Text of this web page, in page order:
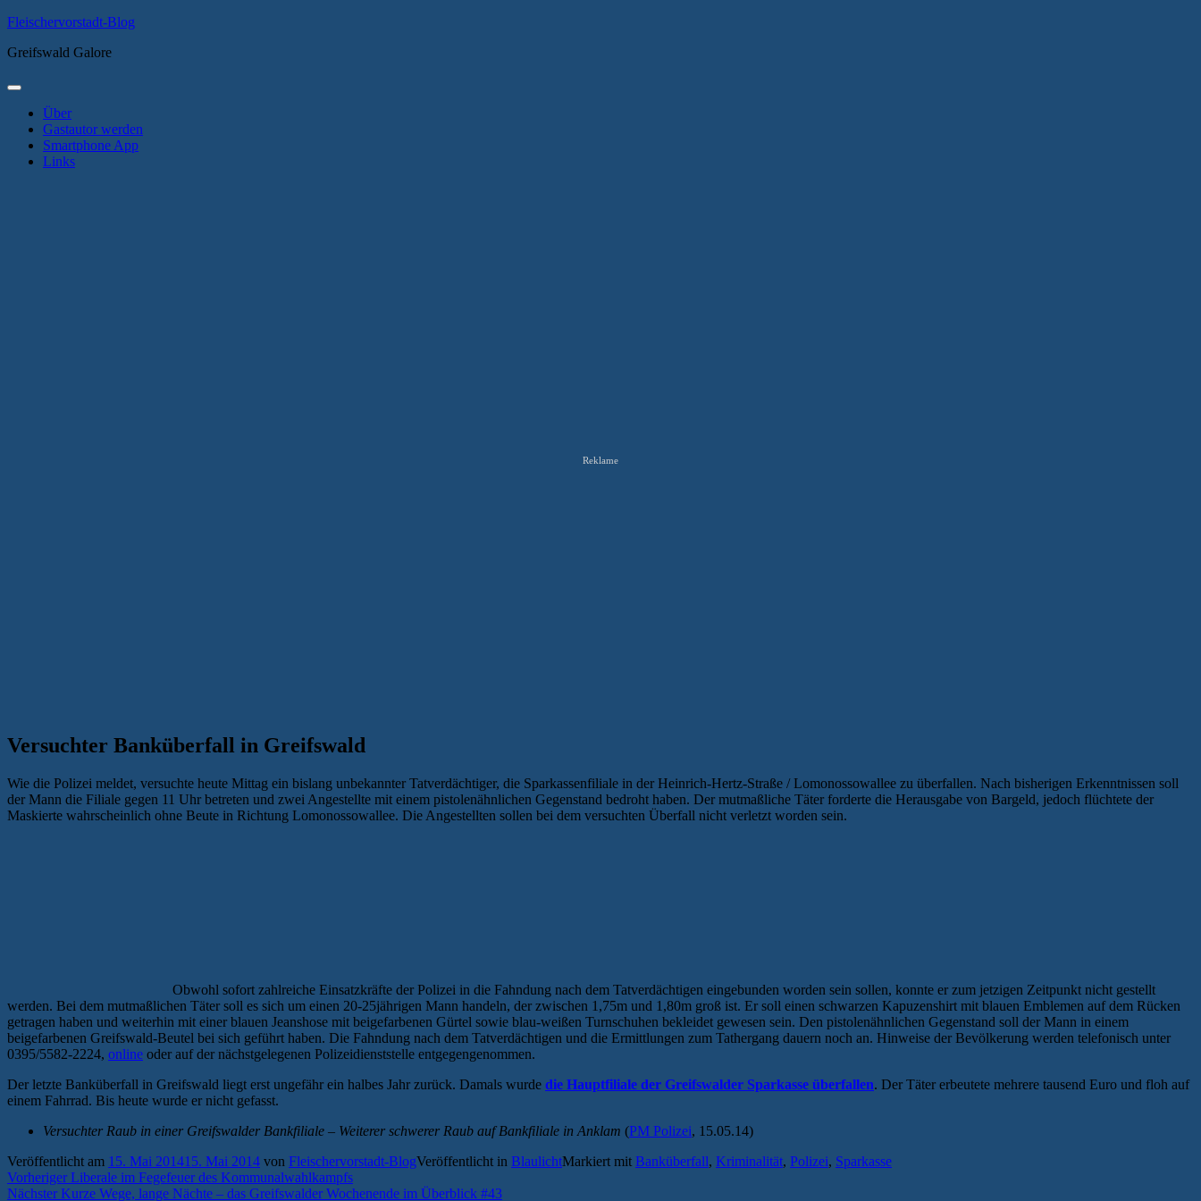
Zum
springen
Fleischervorstadt-Blog
Greifswald Galore
Primäres
Über
Gastautor werden
Smartphone App
Links
Reklame
Versuchter Banküberfall in Greifswald
Wie die Polizei meldet, versuchte heute Mittag ein bislang unbekannter Tatverdächtiger, die Sparkassenfiliale in der Heinrich-Hertz-Straße / Lomonossowallee zu überfallen. Nach bisherigen Erkenntnissen soll
der Mann die Filiale gegen 11 Uhr betreten und zwei Angestellte mit einem pistolenähnlichen Gegenstand bedroht haben. Der mutmaßliche Täter forderte die Herausgabe von Bargeld, jedoch flüchtete der
Maskierte wahrscheinlich ohne Beute in Richtung Lomonossowallee. Die Angestellten sollen bei dem versuchten Überfall nicht verletzt worden sein.
Obwohl sofort zahlreiche Einsatzkräfte der Polizei in die Fahndung nach dem Tatverdächtigen eingebunden worden sein sollen, konnte er zum jetzigen Zeitpunkt nicht gestellt
werden. Bei dem mutmaßlichen Täter soll es sich um einen 20-25jährigen Mann handeln, der zwischen 1,75m und 1,80m groß ist. Er soll einen schwarzen Kapuzenshirt mit blauen Emblemen auf dem Rücken
getragen haben und weiterhin mit einer blauen Jeanshose mit beigefarbenen Gürtel sowie blau-weißen Turnschuhen bekleidet gewesen sein. Den pistolenähnlichen Gegenstand soll der Mann in einem
beigefarbenen Greifswald-Beutel bei sich geführt haben. Die Fahndung nach dem Tatverdächtigen und die Ermittlungen zum Tathergang dauern noch an. Hinweise der Bevölkerung werden telefonisch unter
0395/5582-2224, online oder auf der nächstgelegenen Polizeidienststelle entgegengenommen.
Der letzte Banküberfall in Greifswald liegt erst ungefähr ein halbes Jahr zurück. Damals wurde die Hauptfiliale der Greifswalder Sparkasse überfallen. Der Täter erbeutete mehrere tausend Euro und floh auf
einem Fahrrad. Bis heute wurde er nicht gefasst.
Versuchter Raub in einer Greifswalder Bankfiliale – Weiterer schwerer Raub auf Bankfiliale in Anklam (PM Polizei, 15.05.14)
Veröffentlicht am 15. Mai 201415. Mai 2014 von Fleischervorstadt-BlogVeröffentlicht in BlaulichtMarkiert mit Banküberfall, Kriminalität, Polizei, Sparkasse
Beitragsnavigation
Vorheriger Vorheriger
Beitrag:
Liberale im Fegefeuer des Kommunalwahlkampfs
Nächster Nächster
Kurze Wege, lange Nächte – das Greifswalder Wochenende im Überblick #43